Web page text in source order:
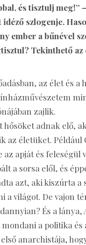
és tisztulj meg!”
szlogenje.
ember a bűnével
Tekinthető az
az élet és a
zajlik.
hősöket adnak elő,
az életüket. Például
apját és feleségül
a sorsa elől, és
azt, aki kiszúrta a
a világot. De vajon
És a lánya,
a politika és
anarchistája,